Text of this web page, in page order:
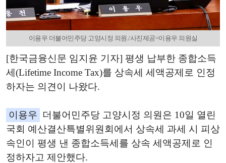
이용우 더불어민주당 고양시정 의원./사진제공=이용우 의원실
[한국금융신문 임지윤 기자] 평생 납부한 종합소득
세(Lifetime Income Tax)를 상속세 세액공제로 인정
하자는 의견이 나왔다.
이용우
더불어민주당 고양시정 의원은 10일 열린
국회 예산결산특별위원회에서 상속세 과세 시 피상
속인이 평생 낸 종합소득세를 상속 세액공제로 인
정하자고 제안했다.